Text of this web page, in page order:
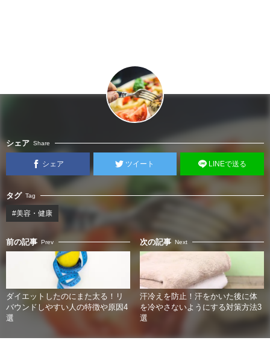
シェア Share
シェア ツイート LINEで送る
タグ Tag
#美容・健康
前の記事 Prev
ダイエットしたのにまた太る！リ
バウンドしやすい人の特徴や原因4
選
次の記事 Next
汗冷えを防止！汗をかいた後に体
を冷やさないようにする対策方法3
選